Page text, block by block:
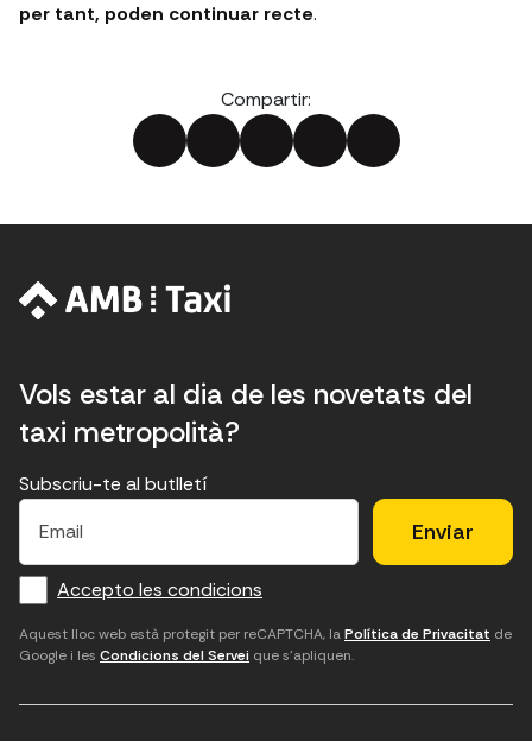
per tant, poden continuar recte.
Compartir:
Vols estar al dia de les novetats del
taxi metropolità?
E
f
o
r
m
E
c
a
m
p
H
u
d
'
a
×
Subscriu-te al butlletí
E
a
i
Accepto les condicions
Aquest lloc web està protegit per reCAPTCHA, laPolítica de Privacitat de
Google i les Condicions del Servei que s'apliquen.